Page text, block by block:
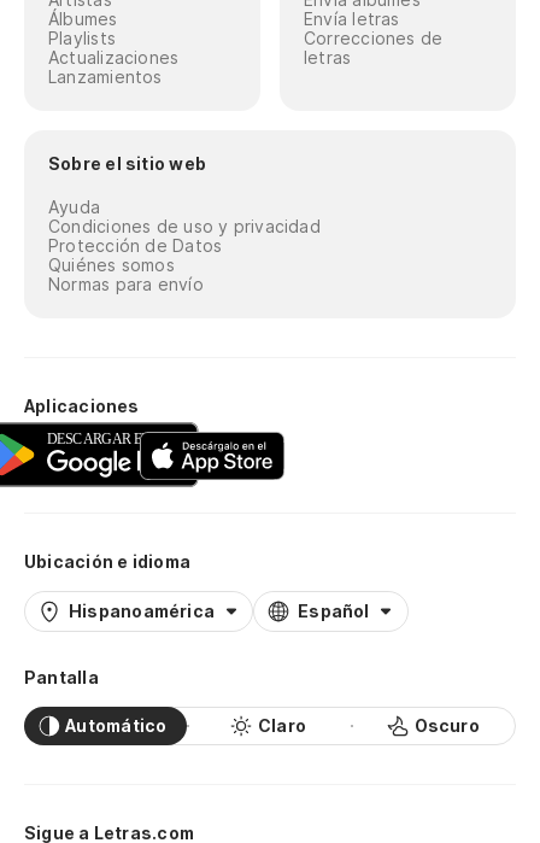
Álbumes
Playlists
Actualizaciones
Lanzamientos
Envía letras
Correcciones de
letras
Sobre el sitio web
Ayuda
Condiciones de uso y privacidad
Protección de Datos
Quiénes somos
Normas para envío
Aplicaciones
Ubicación e idioma
Hispanoamérica Español
Pantalla
Automático Claro Oscuro
Sigue a Letras.com